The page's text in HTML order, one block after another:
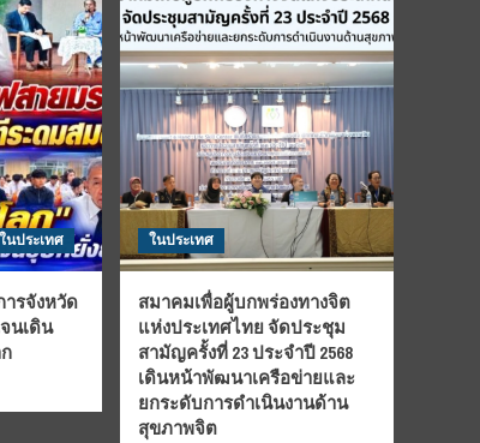
ในประเทศ
รจังหวัด
นเดิน
ในประเทศ
สมาคมเพื่อผู้บกพร่องทางจิต
แห่งประเทศไทย จัดประชุม
สามัญครั้งที่ 23 ประจำปี 2568
เดินหน้าพัฒนาเครือข่ายและ
ยกระดับการดำเนินงานด้าน
สุขภาพจิต